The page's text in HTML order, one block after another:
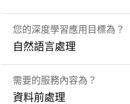
您的深度學習應用目標為？
自然語言處理
需要的服務內容為？
資料前處理